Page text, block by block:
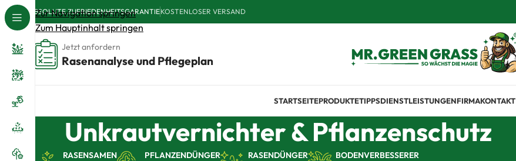
Zur Navigation springen
Zum Hauptinhalt springen
ABSOLUTE ZUFRIEDENHEITSGARANTIEKOSTENLOSER VERSAND
Jetzt anfordern
Rasenanalyse und Pflegeplan
STARTSEITEPRODUKTETIPPSDIENSTLEISTUNGENFIRMAKONTAKT
Unkrautvernichter & Pflanzenschutz
RASENSAMEN
PFLANZENDÜNGER
RASENDÜNGER
BODENVERBESSERER